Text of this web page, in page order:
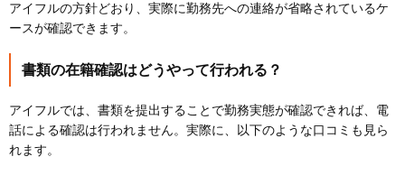
アイフルの方針どおり、実際に勤務先への連絡が省略されているケ
ースが確認できます。
書類の在籍確認はどうやって行われる？
アイフルでは、書類を提出することで勤務実態が確認できれば、電
話による確認は行われません。実際に、以下のような口コミも見ら
れます。